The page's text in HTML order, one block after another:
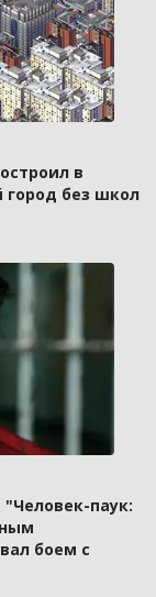
в
город без школ
паук:
боем с